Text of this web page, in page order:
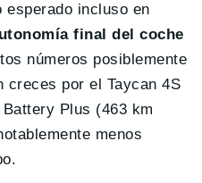
esperado incluso en
final del coche
números posiblemente
creces por el Taycan 4S
Plus (463 km
menos